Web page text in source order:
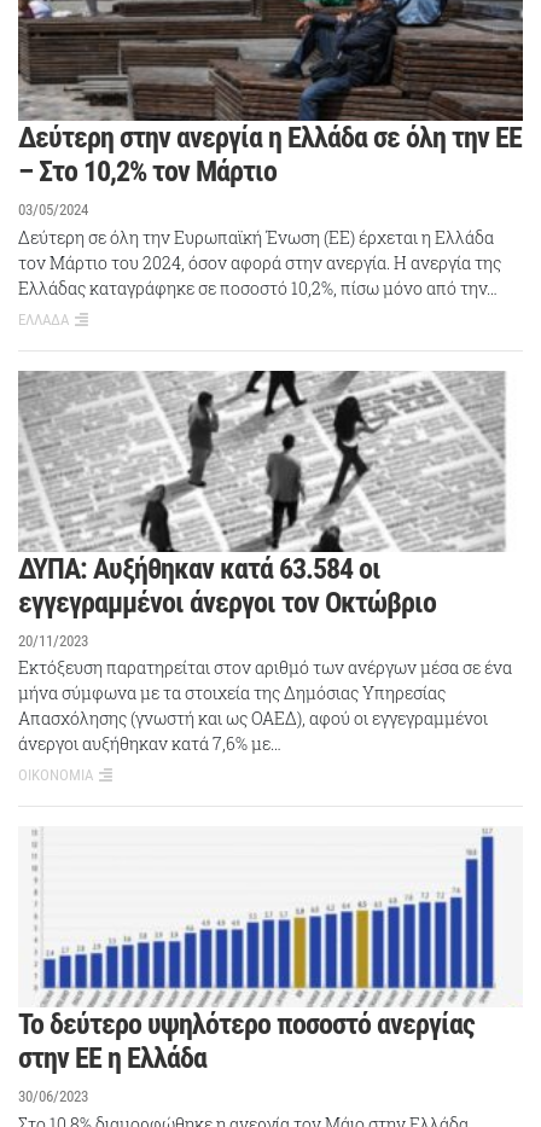
Δεύτερη στην ανεργία η Ελλάδα σε όλη την ΕΕ
– Στο 10,2% τον Μάρτιο
03/05/2024
Δεύτερη σε όλη την Ευρωπαϊκή Ένωση (ΕΕ) έρχεται η Ελλάδα
τον Μάρτιο του 2024, όσον αφορά στην ανεργία. Η ανεργία της
Ελλάδας καταγράφηκε σε ποσοστό 10,2%, πίσω μόνο από την…
ΕΛΛΑΔΑ
ΔΥΠΑ: Αυξήθηκαν κατά 63.584 οι
εγγεγραμμένοι άνεργοι τον Οκτώβριο
20/11/2023
Εκτόξευση παρατηρείται στον αριθμό των ανέργων μέσα σε ένα
μήνα σύμφωνα με τα στοιχεία της Δημόσιας Υπηρεσίας
Απασχόλησης (γνωστή και ως ΟΑΕΔ), αφού οι εγγεγραμμένοι
άνεργοι αυξήθηκαν κατά 7,6% με…
ΟΙΚΟΝΟΜΙΑ
Το δεύτερο υψηλότερο ποσοστό ανεργίας
στην ΕΕ η Ελλάδα
30/06/2023